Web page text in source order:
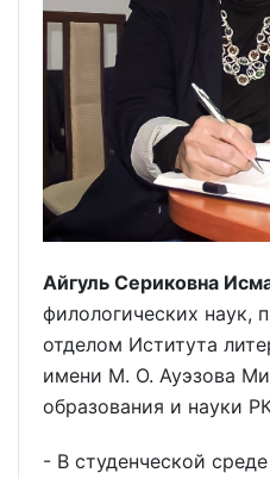
Айгуль Сериковна
филологических наук,
отделом Иститута
имени М. О. Ауэзова
образования и науки
- В студенческой